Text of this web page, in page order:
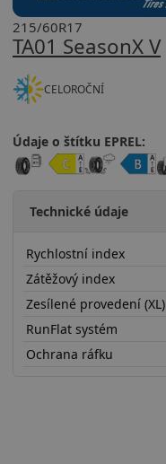
TA01 SeasonX V
215/60R17
CELOROČNÍ
Údaje o štítku EPREL:
Technické údaje
Rychlostní index
Zátěžový index
Zesílené provedení (XL)
RunFlat systém
Ochrana ráfku